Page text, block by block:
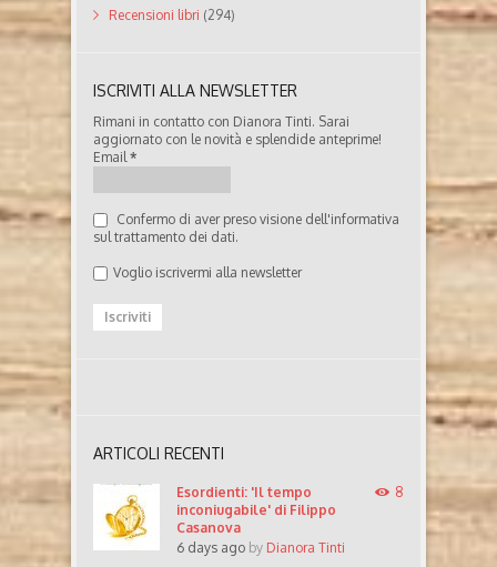
Recensioni libri (294)
ISCRIVITI ALLA NEWSLETTER
Rimani in contatto con Dianora Tinti. Sarai
aggiornato con le novità e splendide anteprime!
Email*
Confermo di aver preso visione dell'informativa
sul trattamento dei dati.
Voglio iscrivermi alla newsletter
ARTICOLI RECENTI
Esordienti: 'Il tempo
inconiugabile' di Filippo
Casanova
6 days ago by Dianora Tinti
8